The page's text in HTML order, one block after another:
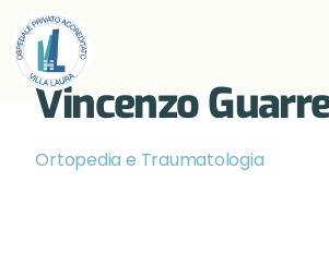
Vincenzo
Ortopedia e Traumatologia